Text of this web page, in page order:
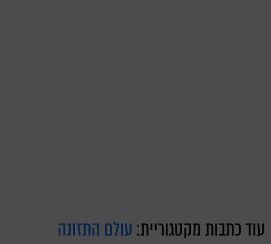
עוד כתבות מקטגוריית:עולם התזונה